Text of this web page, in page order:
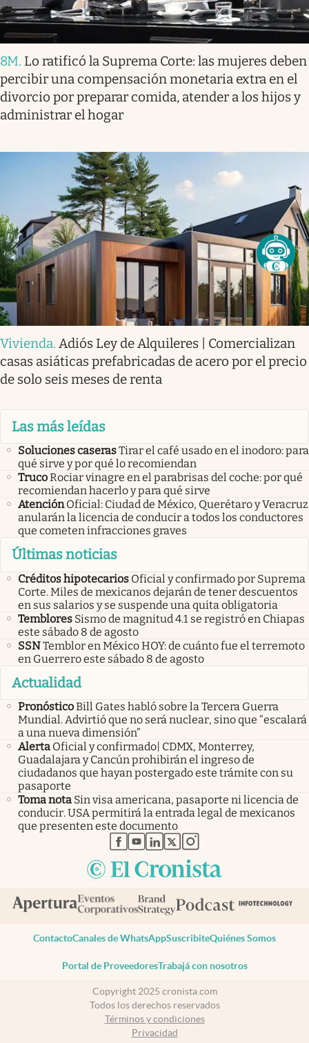
8M. Lo ratificó la Suprema Corte: las mujeres deben
percibir una compensación monetaria extra en el
divorcio por preparar comida, atender a los hijos y
administrar el hogar
Vivienda. Adiós Ley de Alquileres | Comercializan
casas asiáticas prefabricadas de acero por el precio
de solo seis meses de renta
Las más leídas
Soluciones caserasTirar el café usado en el inodoro: para
qué sirve y por qué lo recomiendan
TrucoRociar vinagre en el parabrisas del coche: por qué
recomiendan hacerlo y para qué sirve
Atención Oficial: Ciudad de México, Querétaro y Veracruz
anularán la licencia de conducir a todos los conductores
que cometen infracciones graves
Últimas noticias
Créditos hipotecarios Oficial y confirmado por Suprema
Corte. Miles de mexicanos dejarán de tener descuentos
en sus salarios y se suspende una quita obligatoria
Temblores Sismo de magnitud 4.1 se registró en Chiapas
este sábado 8 de agosto
SSNTemblor en México HOY: de cuánto fue el terremoto
en Guerrero este sábado 8 de agosto
Actualidad
PronósticoBill Gates habló sobre la Tercera Guerra
Mundial. Advirtió que no será nuclear, sino que “escalará
a una nueva dimensión”
Alerta Oficial y confirmado| CDMX, Monterrey,
Guadalajara y Cancún prohibirán el ingreso de
ciudadanos que hayan postergado este trámite con su
pasaporte
Toma nota Sin visa americana, pasaporte ni licencia de
conducir. USA permitirá la entrada legal de mexicanos
que presenten este documento
abre en nueva pestaña
abre en nueva pestaña
abre en nueva pestaña
abre en nueva pestaña
abre en nueva pestaña
ContactoCanales de WhatsAppSuscribiteQuiénes Somos
Portal de ProveedoresTrabajá con nosotros
Copyright 2025 cronista.com
Todos los derechos reservados
Términos y condiciones
Privacidad